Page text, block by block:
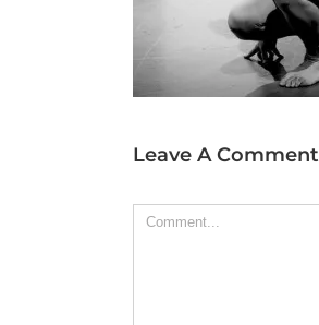
Leave A Comment
Comment